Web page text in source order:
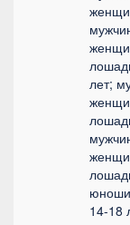
лет;
14-18